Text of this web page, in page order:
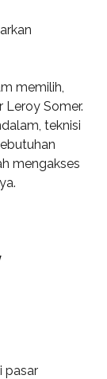
memilih,
Somer.
teknisi
mengakses
pasar